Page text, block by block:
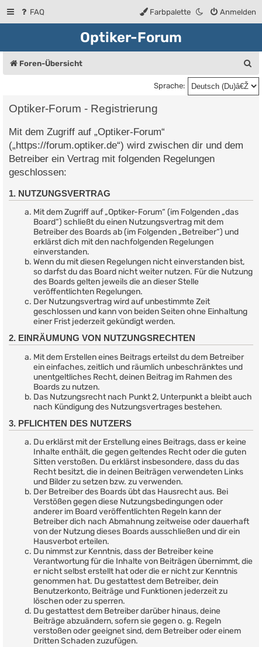
FAQ Anmelden
Farbpalette
Optiker-Forum
Foren-Übersicht
u
c
Sprache:
Optiker-Forum - Registrierung
Mit dem Zugriff auf „Optiker-Forum“
(„https://forum.optiker.de“) wird zwischen dir und dem
Betreiber ein Vertrag mit folgenden Regelungen
geschlossen:
1. NUTZUNGSVERTRAG
Mit dem Zugriff auf „Optiker-Forum“ (im Folgenden „das
Board“) schließt du einen Nutzungsvertrag mit dem
Betreiber des Boards ab (im Folgenden „Betreiber“) und
erklärst dich mit den nachfolgenden Regelungen
einverstanden.
Wenn du mit diesen Regelungen nicht einverstanden bist,
so darfst du das Board nicht weiter nutzen. Für die Nutzung
des Boards gelten jeweils die an dieser Stelle
veröffentlichten Regelungen.
Der Nutzungsvertrag wird auf unbestimmte Zeit
geschlossen und kann von beiden Seiten ohne Einhaltung
einer Frist jederzeit gekündigt werden.
2. EINRÄUMUNG VON NUTZUNGSRECHTEN
Mit dem Erstellen eines Beitrags erteilst du dem Betreiber
ein einfaches, zeitlich und räumlich unbeschränktes und
unentgeltliches Recht, deinen Beitrag im Rahmen des
Boards zu nutzen.
Das Nutzungsrecht nach Punkt 2, Unterpunkt a bleibt auch
nach Kündigung des Nutzungsvertrages bestehen.
3. PFLICHTEN DES NUTZERS
Du erklärst mit der Erstellung eines Beitrags, dass er keine
Inhalte enthält, die gegen geltendes Recht oder die guten
Sitten verstoßen. Du erklärst insbesondere, dass du das
Recht besitzt, die in deinen Beiträgen verwendeten Links
und Bilder zu setzen bzw. zu verwenden.
Der Betreiber des Boards übt das Hausrecht aus. Bei
Verstößen gegen diese Nutzungsbedingungen oder
anderer im Board veröffentlichten Regeln kann der
Betreiber dich nach Abmahnung zeitweise oder dauerhaft
von der Nutzung dieses Boards ausschließen und dir ein
Hausverbot erteilen.
Du nimmst zur Kenntnis, dass der Betreiber keine
Verantwortung für die Inhalte von Beiträgen übernimmt, die
er nicht selbst erstellt hat oder die er nicht zur Kenntnis
genommen hat. Du gestattest dem Betreiber, dein
Benutzerkonto, Beiträge und Funktionen jederzeit zu
löschen oder zu sperren.
Du gestattest dem Betreiber darüber hinaus, deine
Beiträge abzuändern, sofern sie gegen o. g. Regeln
verstoßen oder geeignet sind, dem Betreiber oder einem
Dritten Schaden zuzufügen.